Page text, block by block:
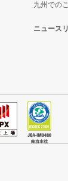
文京区の飲食店
杉並区の飲食店
墨田区の飲食店
品川区の飲食店
東京23区のバー
東京23区の和食
東京23区の洋食
東京23区のその
荒川区の洋食の
九州での
ニュース